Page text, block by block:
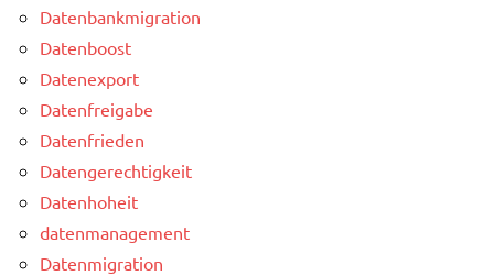
Datenbankmigration
Datenboost
Datenexport
Datenfreigabe
Datenfrieden
Datengerechtigkeit
Datenhoheit
datenmanagement
Datenmigration